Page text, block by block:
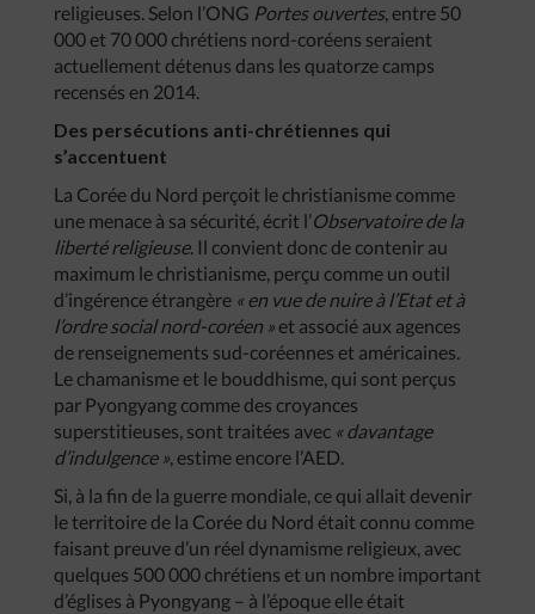
religieuses. Selon l’ONG Portes ouvertes, entre 50
000 et 70 000 chrétiens nord-coréens seraient
actuellement détenus dans les quatorze camps
recensés en 2014.
Des persécutions anti-chrétiennes qui
s’accentuent
La Corée du Nord perçoit le christianisme comme
une menace à sa sécurité, écrit l’Observatoire de la
liberté religieuse. Il convient donc de contenir au
maximum le christianisme, perçu comme un outil
d’ingérence étrangère « en vue de nuire à l’Etat et à
l’ordre social nord-coréen » et associé aux agences
de renseignements sud-coréennes et américaines.
Le chamanisme et le bouddhisme, qui sont perçus
par Pyongyang comme des croyances
superstitieuses, sont traitées avec « davantage
d’indulgence », estime encore l’AED.
Si, à la fin de la guerre mondiale, ce qui allait devenir
le territoire de la Corée du Nord était connu comme
faisant preuve d’un réel dynamisme religieux, avec
quelques 500 000 chrétiens et un nombre important
d’églises à Pyongyang – à l’époque elle était